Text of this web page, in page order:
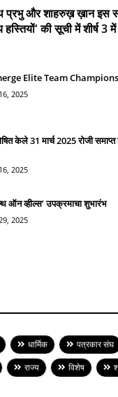
प्रभु और शाहरुख़ ख़ान इस
की सूची में शीर्ष 3
Elite Team Champions
2025
केले 31 मार्च 2025 रोजी समाप्त
2025
ऑन व्हील्स’ उपक्रमाचा शुभारंभ
2025
धार्मिक पत्रकार संघ
राज्य विशेष